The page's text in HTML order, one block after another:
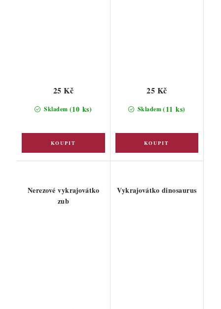
Skladem (10 ks)
25 Kč
Skladem(11 ks)
25 Kč
Nerezové vykrajovátko
zub
Vykrajovátko dinosaurus